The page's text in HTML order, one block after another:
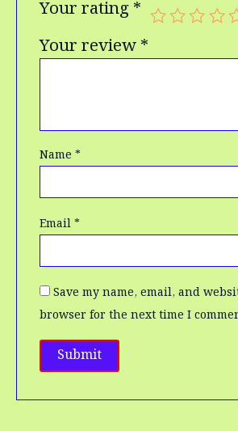
Your rating*
Your review*
Name*
Email*
Save my name, email, and
browser for the next time I